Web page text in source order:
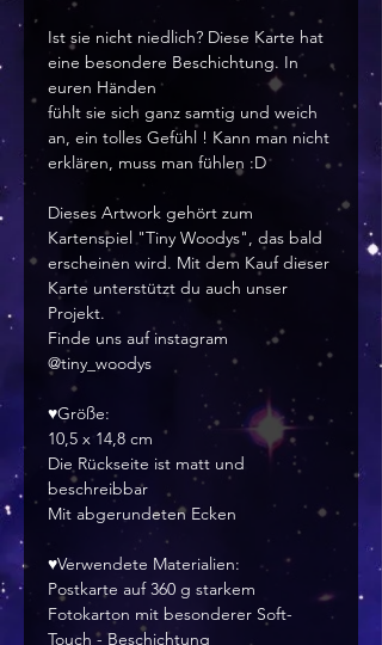
Ist sie nicht niedlich? Diese Karte hat
eine besondere Beschichtung. In
euren Händen
fühlt sie sich ganz samtig und weich
an, ein tolles Gefühl ! Kann man nicht
erklären, muss man fühlen :D
Dieses Artwork gehört zum
Kartenspiel "Tiny Woodys", das bald
erscheinen wird. Mit dem Kauf dieser
Karte unterstützt du auch unser
Projekt.
Finde uns auf instagram
@tiny_woodys
♥Größe:
10,5 x 14,8 cm
Die Rückseite ist matt und
beschreibbar
Mit abgerundeten Ecken
♥Verwendete Materialien:
Postkarte auf 360 g starkem
Fotokarton mit besonderer Soft-
Touch - Beschichtung